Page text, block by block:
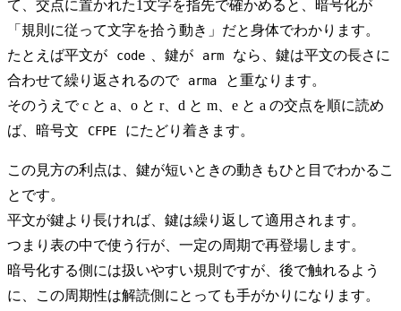
て、交点に置かれた1文字を指先で確かめると、暗号化が
「規則に従って文字を拾う動き」だと身体でわかります。
たとえば平文が
code 、鍵が arm
なら、鍵は平文の長さに
合わせて繰り返されるので
arma
と重なります。
そのうえで c と a、o と r、d と m、e と a の交点を順に読め
ば、暗号文
CFPE にたどり着きます。
この見方の利点は、鍵が短いときの動きもひと目でわかるこ
とです。
平文が鍵より長ければ、鍵は繰り返して適用されます。
つまり表の中で使う行が、一定の周期で再登場します。
暗号化する側には扱いやすい規則ですが、後で触れるよう
に、この周期性は解読側にとっても手がかりになります。